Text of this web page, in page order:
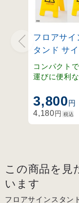
フロアサイ
タンド サ
ードタイプ
すべりやす
コンパクト
運びに便利
3,800円
4,180円 税込
この商品を見
います
フロアサインスタン